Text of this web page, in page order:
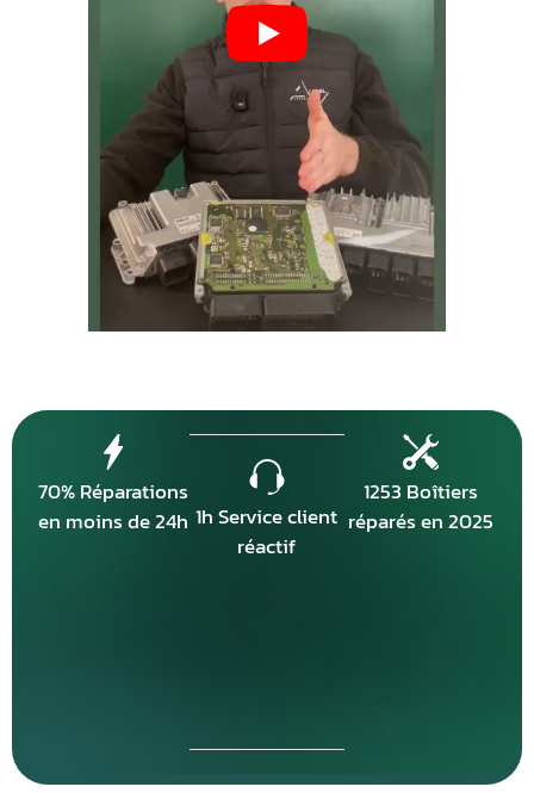
70% Réparations
en moins de 24h 1h Service client
réactif
1253 Boîtiers
réparés en 2025